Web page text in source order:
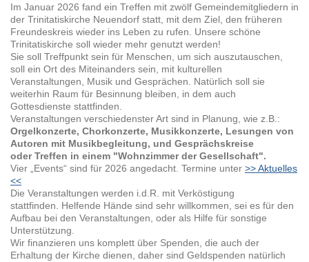
Im Januar 2026 fand ein Treffen mit zwölf Gemeindemitgliedern in
der Trinitatiskirche Neuendorf statt, mit dem Ziel, den früheren
Freundeskreis wieder ins Leben zu rufen. Unsere schöne
Trinitatiskirche soll wieder mehr genutzt werden!
Sie soll Treffpunkt sein für Menschen, um sich auszutauschen,
soll ein Ort des Miteinanders sein, mit kulturellen
Veranstaltungen, Musik und Gesprächen. Natürlich soll sie
weiterhin Raum für Besinnung bleiben, in dem auch
Gottesdienste stattfinden.
Veranstaltungen verschiedenster Art sind in Planung, wie z.B.:
Orgelkonzerte, Chorkonzerte, Musikkonzerte, Lesungen von
Autoren mit Musikbegleitung, und Gesprächskreise
oder Treffen in einem "Wohnzimmer der Gesellschaft".
Vier „Events“ sind für 2026 angedacht. Termine unter >> Aktuelles
<<
Die Veranstaltungen werden i.d.R. mit Verköstigung
stattfinden. Helfende Hände sind sehr willkommen, sei es für den
Aufbau bei den Veranstaltungen, oder als Hilfe für sonstige
Unterstützung.
Wir finanzieren uns komplett über Spenden, die auch der
Erhaltung der Kirche dienen, daher sind Geldspenden natürlich